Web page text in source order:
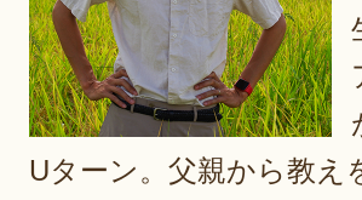
Uターン。父親から教え